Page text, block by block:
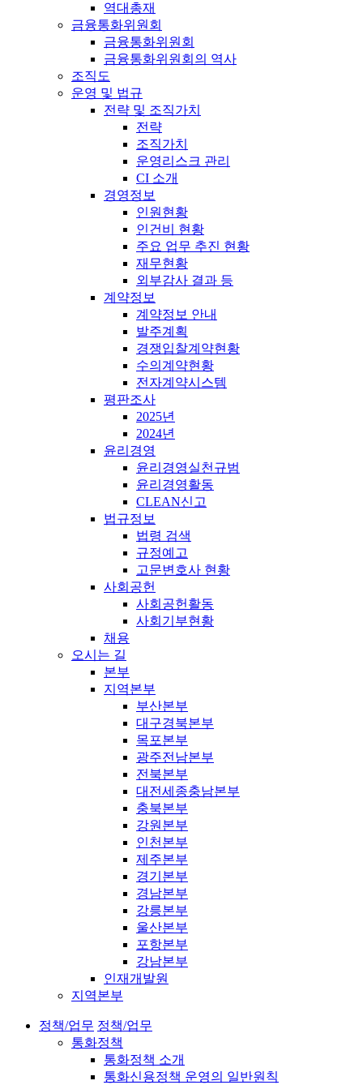
역대총재
금융통화위원회
금융통화위원회
금융통화위원회의 역사
조직도
운영 및 법규
전략 및 조직가치
전략
조직가치
운영리스크 관리
CI 소개
경영정보
인원현황
인건비 현황
주요 업무 추진 현황
재무현황
외부감사 결과 등
계약정보
계약정보 안내
발주계획
경쟁입찰계약현황
수의계약현황
전자계약시스템
평판조사
2025년
2024년
윤리경영
윤리경영실천규범
윤리경영활동
CLEAN신고
법규정보
법령 검색
규정예고
고문변호사 현황
사회공헌
사회공헌활동
사회기부현황
채용
오시는 길
본부
지역본부
부산본부
대구경북본부
목포본부
광주전남본부
전북본부
대전세종충남본부
충북본부
강원본부
인천본부
제주본부
경기본부
경남본부
강릉본부
울산본부
포항본부
강남본부
인재개발원
지역본부
정책/업무 정책/업무
통화정책
통화정책 소개
통화신용정책 운영의 일반원칙